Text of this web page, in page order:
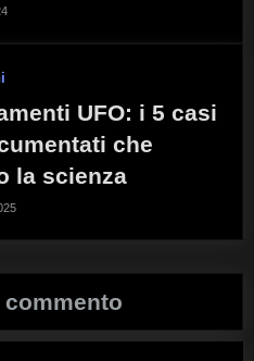
UFO: i 5 casi
che
la scienza